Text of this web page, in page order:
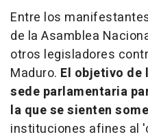
Entre los
de la Asamblea
otros legisladores
Maduro. El objetivo de
sede parlamentaria
la que se sienten
instituciones afines al